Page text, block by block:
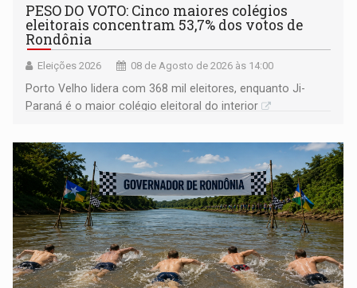
PESO DO VOTO: Cinco maiores colégios
eleitorais concentram 53,7% dos votos de
Rondônia
Eleições 2026 08 de Agosto de 2026 às 14:00
Porto Velho lidera com 368 mil eleitores, enquanto Ji-
Paraná é o maior colégio eleitoral do interior